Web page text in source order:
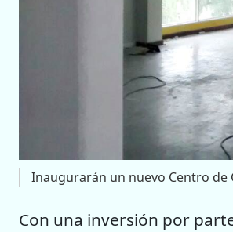
Inaugurarán un nuevo Centro
Con una inversión por